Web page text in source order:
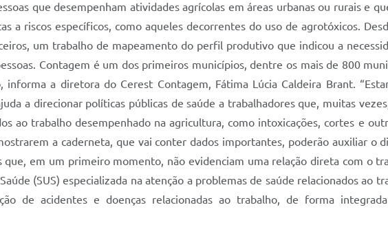
que desempenham atividades agrícolas em áreas urbanas ou rurais e
a riscos específicos, como aqueles decorrentes do uso de agrotóxicos.
um trabalho de mapeamento do perfil produtivo que indicou a
Contagem é um dos primeiros municípios, dentre os mais de 800
informa a diretora do Cerest Contagem, Fátima Lúcia Caldeira Brant.
a direcionar políticas públicas de saúde a trabalhadores que, muitas
ao trabalho desempenhado na agricultura, como intoxicações, cortes e
a caderneta, que vai conter dados importantes, poderão auxiliar o
que, em um primeiro momento, não evidenciam uma relação direta com o
(SUS) especializada na atenção a problemas de saúde relacionados
de acidentes e doenças relacionadas ao trabalho, de forma